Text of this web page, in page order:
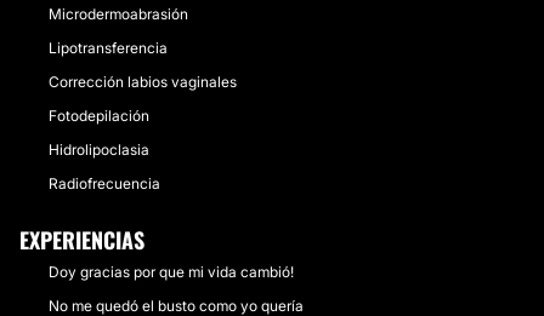
Microdermoabrasión
Lipotransferencia
Corrección labios vaginales
Fotodepilación
Hidrolipoclasia
Radiofrecuencia
EXPERIENCIAS
Doy gracias por que mi vida cambió!
No me quedó el busto como yo quería